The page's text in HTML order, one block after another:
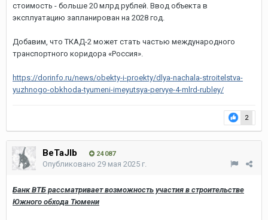
стоимость - больше 20 млрд рублей. Ввод объекта в
эксплуатацию запланирован на 2028 год.
Добавим, что ТКАД-2 может стать частью международного
транспортного коридора «Россия».
https://dorinfo.ru/news/obekty-i-proekty/dlya-nachala-stroitelstva-
yuzhnogo-obkhoda-tyumeni-imeyutsya-pervye-4-mlrd-rubley/
2
BeTaJIb 24 087
Опубликовано 29 мая 2025 г.
Банк ВТБ рассматривает возможность участия в строительстве
Южного обхода Тюмени